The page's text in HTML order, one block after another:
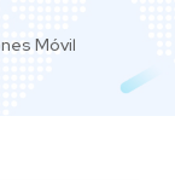
Móvil